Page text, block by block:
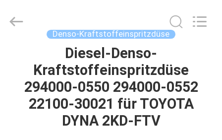
HAUSE
PRODUKTE
Parts
Denso-Kraftstoffeinspritzdüse
Diesel-Denso-
Kraftstoffeinspritzdüse
294000-0550 294000-0552
22100-30021 für TOYOTA
DYNA 2KD-FTV